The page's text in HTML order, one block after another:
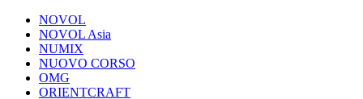
NOVOL
NOVOL Asia
NUMIX
NUOVO CORSO
OMG
ORIENTCRAFT